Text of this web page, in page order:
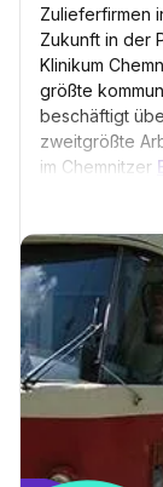
Zulieferfirmen
Zukunft in der
Klinikum
größte
beschäftigt
zweitgrößte
im Chemnitzer
Anlaufstellen:
Kaufhäuser,
Ausbildung in
dich auf den
einen